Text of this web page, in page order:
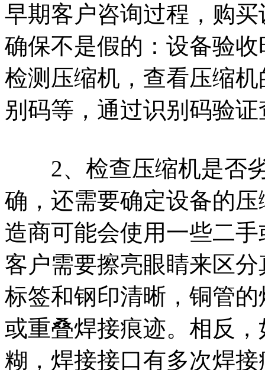
早期客户咨询过程，购
确保不是假的：设备验
检测压缩机，查看压缩
别码等，通过识别码验
2、检查压缩机是否劣
确，还需要确定设备的
造商可能会使用一些二
客户需要擦亮眼睛来区
标签和钢印清晰，铜管
或重叠焊接痕迹。相反
糊，焊接接口有多次焊